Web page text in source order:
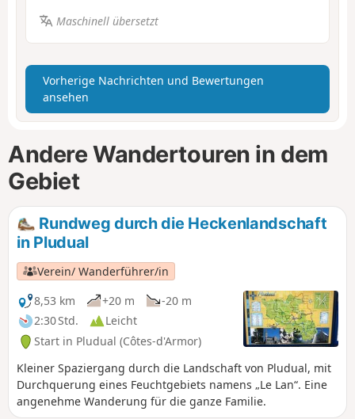
Maschinell übersetzt
Vorherige Nachrichten und Bewertungen
ansehen
Andere Wandertouren in dem
Gebiet
Rundweg durch die Heckenlandschaft
in Pludual
Verein/ Wanderführer/in
8,53 km
+20 m
-20 m
2:30 Std.
Leicht
Start in Pludual (Côtes-d'Armor)
Kleiner Spaziergang durch die Landschaft von Pludual, mit
Durchquerung eines Feuchtgebiets namens „Le Lan“. Eine
angenehme Wanderung für die ganze Familie.